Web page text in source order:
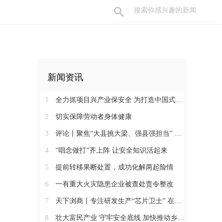
新闻资讯
1 全力抓项目兴产业保安全 为打造中国式现代化县域示范作出更大贡献
2 切实保障劳动者身体健康
3 评论丨聚焦“大县挑大梁、强县强担当” 保持定力真抓实干奋发作为
4 “唱念做打”齐上阵 让安全知识活起来
5 提前转移果断处置，成功化解两起险情
6 一有重大火灾隐患企业被查处责令整改
7 天下浏商丨专注研发生产“芯片卫士” 在半导体红海中搏出“隐形冠军”
8 壮大富民产业 守牢安全底线 加快推动乡村全面振兴